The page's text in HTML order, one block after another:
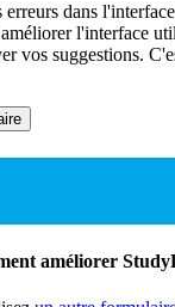
dans
l'interface
vos suggestions.
améliorer